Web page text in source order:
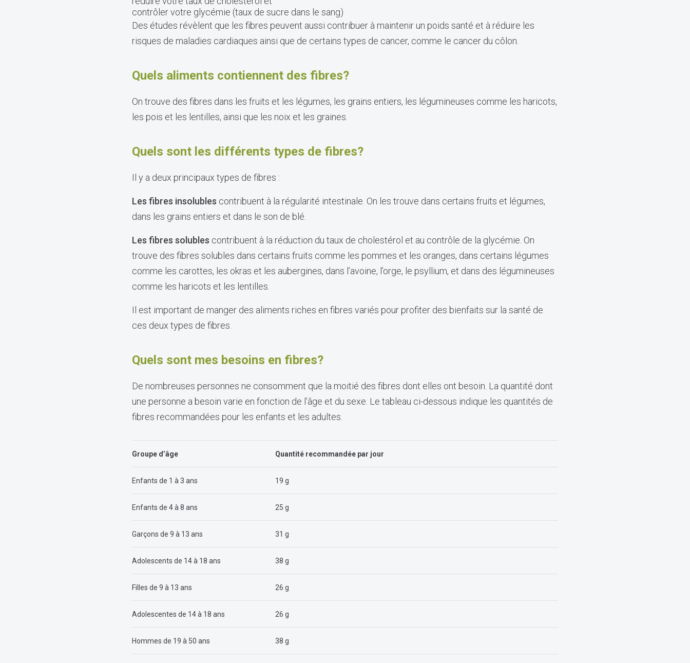
contrôler votre glycémie (taux de sucre dans le sang)
Des études révèlent que les fibres peuvent aussi contribuer à maintenir un poids santé et à réduire les
risques de maladies cardiaques ainsi que de certains types de cancer, comme le cancer du côlon.
Quels aliments contiennent des fibres?
On trouve des fibres dans les fruits et les légumes, les grains entiers, les légumineuses comme les haricots,
les pois et les lentilles, ainsi que les noix et les graines.
Quels sont les différents types de fibres?
Il y a deux principaux types de fibres :
Les fibres insolubles contribuent à la régularité intestinale. On les trouve dans certains fruits et légumes,
dans les grains entiers et dans le son de blé.
Les fibres solubles contribuent à la réduction du taux de cholestérol et au contrôle de la glycémie. On
trouve des fibres solubles dans certains fruits comme les pommes et les oranges, dans certains légumes
comme les carottes, les okras et les aubergines, dans l’avoine, l’orge, le psyllium, et dans des légumineuses
comme les haricots et les lentilles.
Il est important de manger des aliments riches en fibres variés pour profiter des bienfaits sur la santé de
ces deux types de fibres.
Quels sont mes besoins en fibres?
De nombreuses personnes ne consomment que la moitié des fibres dont elles ont besoin. La quantité dont
une personne a besoin varie en fonction de l’âge et du sexe. Le tableau ci-dessous indique les quantités de
fibres recommandées pour les enfants et les adultes.
Groupe d’âge Quantité recommandée par jour
Enfants de 1 à 3 ans 19 g
Enfants de 4 à 8 ans 25 g
Garçons de 9 à 13 ans 31 g
Adolescents de 14 à 18 ans 38 g
Filles de 9 à 13 ans 26 g
Adolescentes de 14 à 18 ans 26 g
Hommes de 19 à 50 ans 38 g